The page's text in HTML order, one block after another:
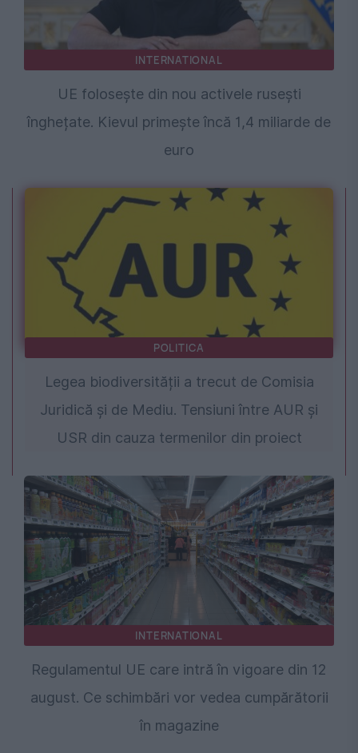
INTERNATIONAL
UE folosește din nou activele rusești
înghețate. Kievul primește încă 1,4 miliarde de
euro
POLITICA
Legea biodiversității a trecut de Comisia
Juridică și de Mediu. Tensiuni între AUR și
USR din cauza termenilor din proiect
INTERNATIONAL
Regulamentul UE care intră în vigoare din 12
august. Ce schimbări vor vedea cumpărătorii
în magazine